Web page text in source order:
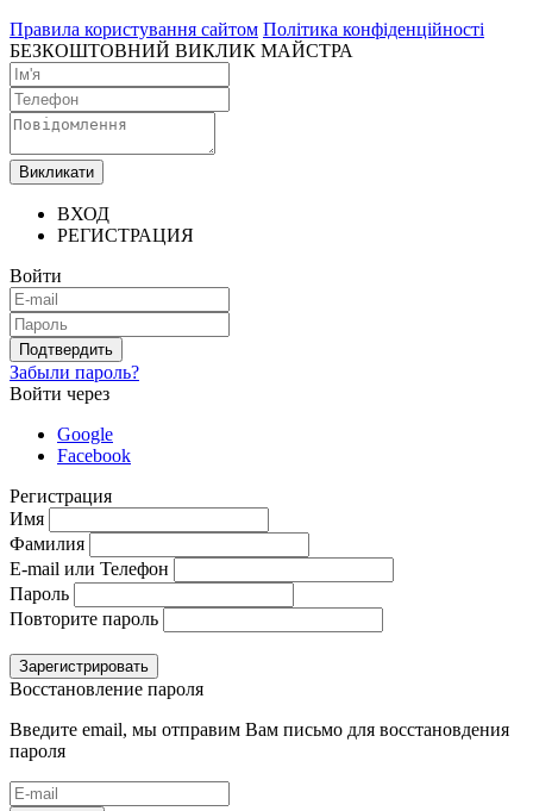
Правила користування сайтом Політика конфіденційності
БЕЗКОШТОВНИЙ ВИКЛИК МАЙСТРА
Викликати
ВХОД
РЕГИСТРАЦИЯ
Войти
Подтвердить
Забыли пароль?
Войти через
Google
Facebook
Регистрация
Имя
Фамилия
E-mail или Телефон
Пароль
Повторите пароль
Зарегистрировать
Восстановление пароля
Введите email, мы отправим Вам письмо для восстановдения
пароля